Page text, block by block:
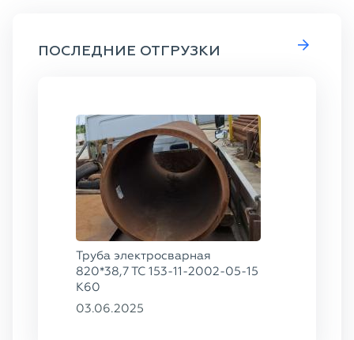
ПОСЛЕДНИЕ ОТГРУЗКИ
Труба электросварная
820*38,7 ТС 153-11-2002-05-15
К60
03.06.2025